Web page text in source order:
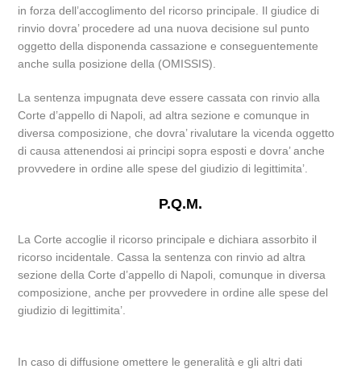
in forza dell’accoglimento del ricorso principale. Il giudice di
rinvio dovra’ procedere ad una nuova decisione sul punto
oggetto della disponenda cassazione e conseguentemente
anche sulla posizione della (OMISSIS).
La sentenza impugnata deve essere cassata con rinvio alla
Corte d’appello di Napoli, ad altra sezione e comunque in
diversa composizione, che dovra’ rivalutare la vicenda oggetto
di causa attenendosi ai principi sopra esposti e dovra’ anche
provvedere in ordine alle spese del giudizio di legittimita’.
P.Q.M.
La Corte accoglie il ricorso principale e dichiara assorbito il
ricorso incidentale. Cassa la sentenza con rinvio ad altra
sezione della Corte d’appello di Napoli, comunque in diversa
composizione, anche per provvedere in ordine alle spese del
giudizio di legittimita’.
In caso di diffusione omettere le generalità e gli altri dati